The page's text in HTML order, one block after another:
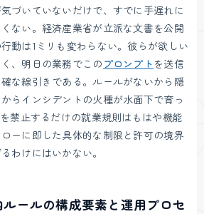
づいていないだけで、すでに手遅れに
ない。経済産業省が立派な文書を公開
動は1ミリも変わらない。彼らが欲しい
、明日の業務でこの プロンプト を送信
な線引きである。ルールがないから隠
らインシデントの火種が水面下で育っ
禁止するだけの就業規則はもはや機能
ーに即した具体的な制限と許可の境界
わけにはいかない。
ールの構成要素と運用プロセ